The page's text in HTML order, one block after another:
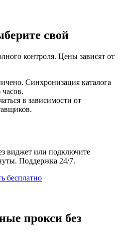
свой
контроля. Цены зависят от
Синхронизация каталога
в зависимости от
виджет или подключите
Поддержка 24/7.
бесплатно
прокси без